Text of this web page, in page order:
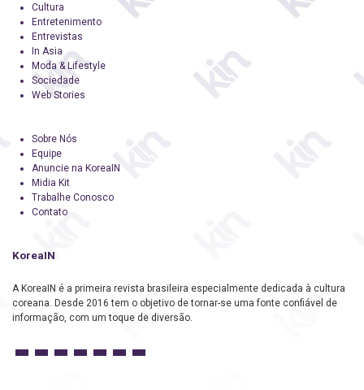
Cultura
Entretenimento
Entrevistas
In Asia
Moda & Lifestyle
Sociedade
Web Stories
Sobre Nós
Equipe
Anuncie na KoreaIN
Midia Kit
Trabalhe Conosco
Contato
KoreaIN
A KoreaIN é a primeira revista brasileira especialmente dedicada à cultura
coreana. Desde 2016 tem o objetivo de tornar-se uma fonte confiável de
informação, com um toque de diversão.